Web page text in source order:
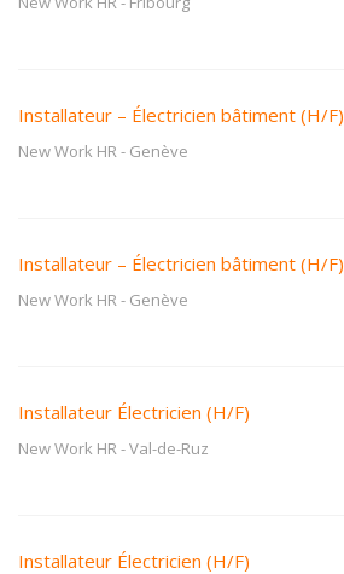
Installateur – Électricien bâtiment (H/F)
New Work HR- Genève
Installateur – Électricien bâtiment (H/F)
New Work HR- Genève
Installateur Électricien (H/F)
New Work HR-Val-de-Ruz
Installateur Électricien (H/F)